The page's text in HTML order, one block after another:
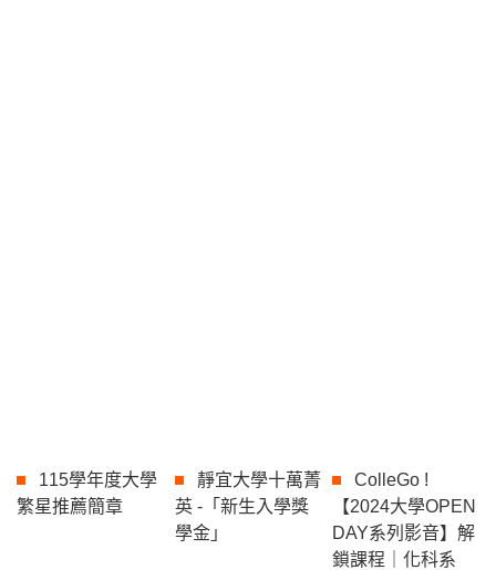
115學年度大學
繁星推薦簡章
靜宜大學十萬菁
英 -「新生入學獎
學金」
ColleGo !
【2024大學OPEN
DAY系列影音】解
鎖課程｜化科系